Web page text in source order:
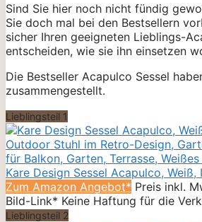
Sind Sie hier noch nicht fündig
Sie doch mal bei den Bestsellern
sicher Ihren geeigneten Lieblings-
entscheiden, wie sie ihn einsetzen
Die Bestseller Acapulco Sessel
zusammengestellt.
Lieblingsteil 1
Kare Design Sessel Acapulco, Weiß,
Zum Amazon Angebot* Preis inkl.
Bild-Link* Keine Haftung für die
Lieblingsteil 2